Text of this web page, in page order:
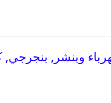
متنقل | كراج حولي 99007355 كهرباء